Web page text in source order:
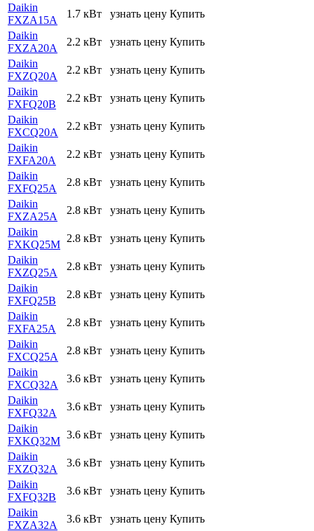
Daikin
FXZA15A
1.7 кВт узнать цену Купить
Daikin
FXZA20A
2.2 кВт узнать цену Купить
Daikin
FXZQ20A
2.2 кВт узнать цену Купить
Daikin
FXFQ20B
2.2 кВт узнать цену Купить
Daikin
FXCQ20A
2.2 кВт узнать цену Купить
Daikin
FXFA20A
2.2 кВт узнать цену Купить
Daikin
FXFQ25A
2.8 кВт узнать цену Купить
Daikin
FXZA25A
2.8 кВт узнать цену Купить
Daikin
FXKQ25M
2.8 кВт узнать цену Купить
Daikin
FXZQ25A
2.8 кВт узнать цену Купить
Daikin
FXFQ25B
2.8 кВт узнать цену Купить
Daikin
FXFA25A
2.8 кВт узнать цену Купить
Daikin
FXCQ25A
2.8 кВт узнать цену Купить
Daikin
FXCQ32A
3.6 кВт узнать цену Купить
Daikin
FXFQ32A
3.6 кВт узнать цену Купить
Daikin
FXKQ32M
3.6 кВт узнать цену Купить
Daikin
FXZQ32A
3.6 кВт узнать цену Купить
Daikin
FXFQ32B
3.6 кВт узнать цену Купить
Daikin
FXZA32A
3.6 кВт узнать цену Купить